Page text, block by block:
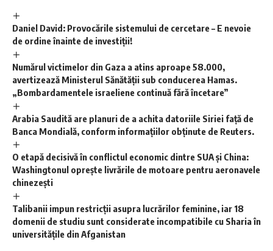
Daniel David: Provocările sistemului de cercetare – E nevoie
de ordine înainte de investiții!
Numărul victimelor din Gaza a atins aproape 58.000,
avertizează Ministerul Sănătății sub conducerea Hamas.
„Bombardamentele israeliene continuă fără încetare”
Arabia Saudită are planuri de a achita datoriile Siriei față de
Banca Mondială, conform informațiilor obținute de Reuters.
O etapă decisivă în conflictul economic dintre SUA și China:
Washingtonul oprește livrările de motoare pentru aeronavele
chinezești
Talibanii impun restricții asupra lucrărilor feminine, iar 18
domenii de studiu sunt considerate incompatibile cu Sharia în
universitățile din Afganistan